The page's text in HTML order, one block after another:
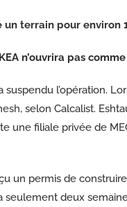
un terrain pour
n’ouvrira pas
l’opération.
, selon Calcalist.
une filiale privée de
un permis de
seulement deux